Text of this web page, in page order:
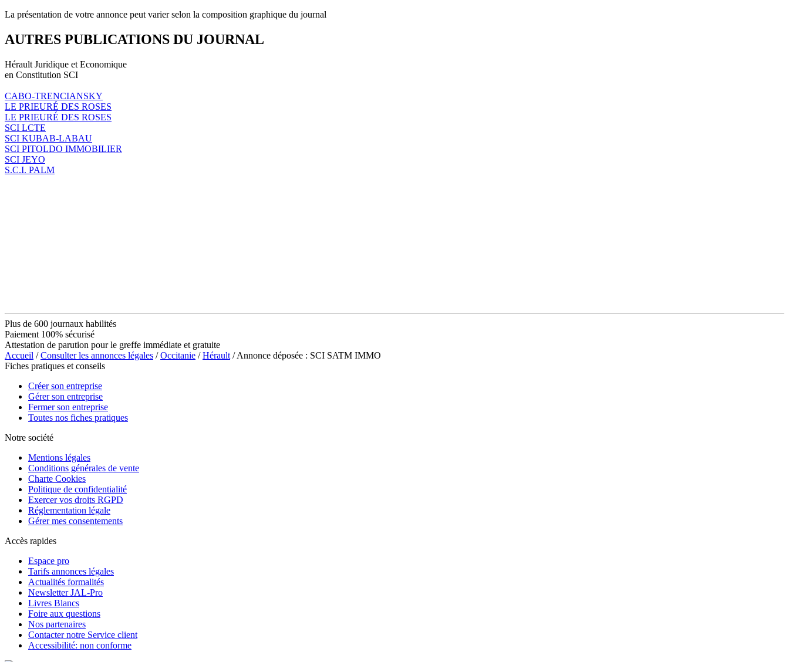
La présentation de votre annonce peut varier selon la composition graphique du journal
AUTRES PUBLICATIONS DU JOURNAL
Hérault Juridique et Economique
en Constitution SCI
CABO-TRENCIANSKY
LE PRIEURÉ DES ROSES
LE PRIEURÉ DES ROSES
SCI LCTE
SCI KUBAB-LABAU
SCI PITOLDO IMMOBILIER
SCI JEYO
S.C.I. PALM
Plus de 600 journaux habilités
Paiement 100% sécurisé
Attestation de parution pour le greffe immédiate et gratuite
Accueil /Consulter les annonces légales /Occitanie /Hérault / Annonce déposée : SCI SATM IMMO
Fiches pratiques et conseils
Créer son entreprise
Gérer son entreprise
Fermer son entreprise
Toutes nos fiches pratiques
Notre société
Mentions légales
Conditions générales de vente
Charte Cookies
Politique de confidentialité
Exercer vos droits RGPD
Réglementation légale
Gérer mes consentements
Accès rapides
Espace pro
Tarifs annonces légales
Actualités formalités
Newsletter JAL-Pro
Livres Blancs
Foire aux questions
Nos partenaires
Contacter notre Service client
Accessibilité: non conforme